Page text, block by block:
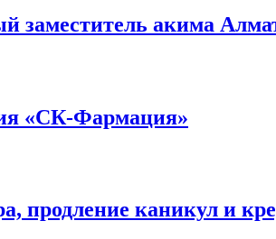
заместитель акима
«СК-Фармация»
продление каникул и